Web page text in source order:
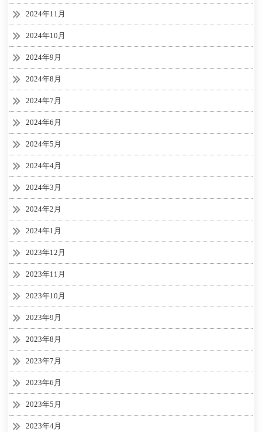
2024年11月
2024年10月
2024年9月
2024年8月
2024年7月
2024年6月
2024年5月
2024年4月
2024年3月
2024年2月
2024年1月
2023年12月
2023年11月
2023年10月
2023年9月
2023年8月
2023年7月
2023年6月
2023年5月
2023年4月